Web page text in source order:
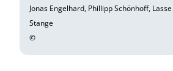
Jonas Engelhard, Phillipp Schönhoff,
Stange
©